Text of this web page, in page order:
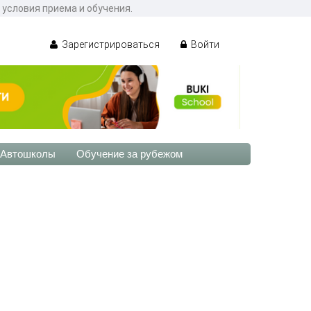
приема и обучения.
Зарегистрироваться Войти
Автошколы Обучение за рубежом